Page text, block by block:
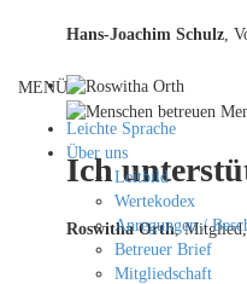
Hans-Joachim Schulz,
Ich
Roswitha Orth,
MENÜ
Leichte Sprache
Über uns
Leitbild
Wertekodex
Anregungen /
Betreuer Brief
Mitgliedschaft